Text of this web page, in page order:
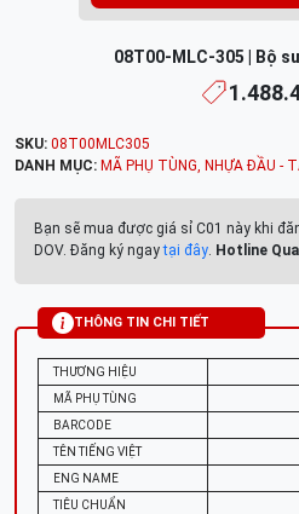
08T00-MLC-305 | Bộ
SKU: 08T00MLC305
DANH MỤC: MÃ PHỤ TÙNG, NHỰA ĐẦU -
Bạn sẽ mua được giá sỉ C01 này khi
DOV. Đăng ký ngaytại đây. Hotline
THÔNG TIN CHI TIẾT
THƯƠNG HIỆU
MÃ PHỤ TÙNG
BARCODE
TÊN TIẾNG VIỆT
ENG NAME
TIÊU CHUẨN